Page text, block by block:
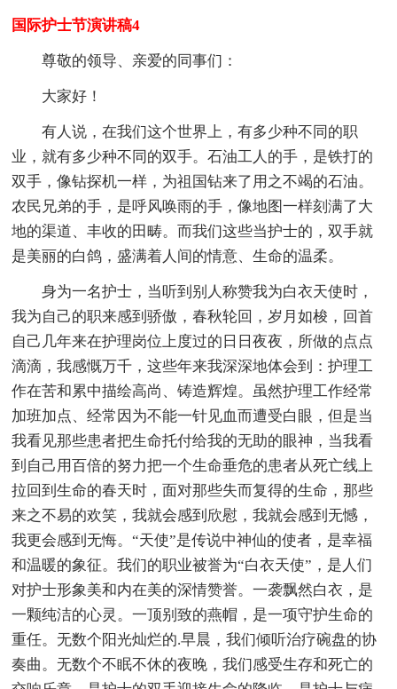
国际护士节演讲稿4
尊敬的领导、亲爱的同事们：
大家好！
有人说，在我们这个世界上，有多少种不同的职
业，就有多少种不同的双手。石油工人的手，是铁打的
双手，像钻探机一样，为祖国钻来了用之不竭的石油。
农民兄弟的手，是呼风唤雨的手，像地图一样刻满了大
地的渠道、丰收的田畴。而我们这些当护士的，双手就
是美丽的白鸽，盛满着人间的情意、生命的温柔。
身为一名护士，当听到别人称赞我为白衣天使时，
我为自己的职来感到骄傲，春秋轮回，岁月如梭，回首
自己几年来在护理岗位上度过的日日夜夜，所做的点点
滴滴，我感慨万千，这些年来我深深地体会到：护理工
作在苦和累中描绘高尚、铸造辉煌。虽然护理工作经常
加班加点、经常因为不能一针见血而遭受白眼，但是当
我看见那些患者把生命托付给我的无助的眼神，当我看
到自己用百倍的努力把一个生命垂危的患者从死亡线上
拉回到生命的春天时，面对那些失而复得的生命，那些
来之不易的欢笑，我就会感到欣慰，我就会感到无憾，
我更会感到无悔。“天使”是传说中神仙的使者，是幸福
和温暖的象征。我们的职业被誉为“白衣天使”，是人们
对护士形象美和内在美的深情赞誉。一袭飘然白衣，是
一颗纯洁的心灵。一顶别致的燕帽，是一项守护生命的
重任。无数个阳光灿烂的.早晨，我们倾听治疗碗盘的协
奏曲。无数个不眠不休的夜晚，我们感受生存和死亡的